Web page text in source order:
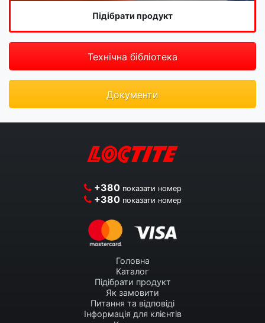
Підібрати продукт
Технічна бібліотека
Документи
+380 показати номер
+380 показати номер
Головна
Каталог
Підібрати продукт
Як замовити
Питання та відповіді
Інформація для клієнтів